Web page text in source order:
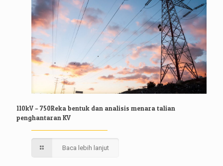
110kV – 750Reka bentuk dan analisis menara talian
penghantaran KV
Baca lebih lanjut